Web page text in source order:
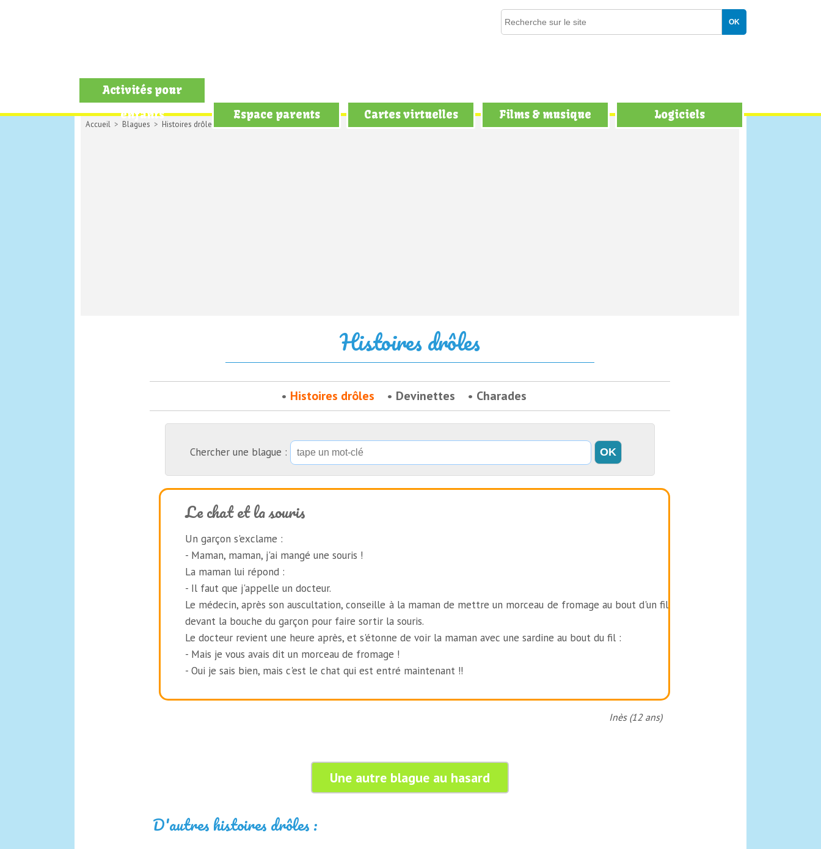
Activités pour
enfants
Espace parents Cartes virtuelles Films & musique Logiciels
Accueil > Blagues > Histoires drôles > Le chat et la souris
Histoires drôles
Histoires drôles Devinettes Charades
Chercher une blague :
Le chat et la souris
Un garçon s'exclame :
- Maman, maman, j'ai mangé une souris !
La maman lui répond :
- Il faut que j'appelle un docteur.
Le médecin, après son auscultation, conseille à la maman de mettre un morceau de fromage au bout d'un fil
devant la bouche du garçon pour faire sortir la souris.
Le docteur revient une heure après, et s'étonne de voir la maman avec une sardine au bout du fil :
- Mais je vous avais dit un morceau de fromage !
- Oui je sais bien, mais c'est le chat qui est entré maintenant !!
Inès (12 ans)
Une autre blague au hasard
D'autres histoires drôles :